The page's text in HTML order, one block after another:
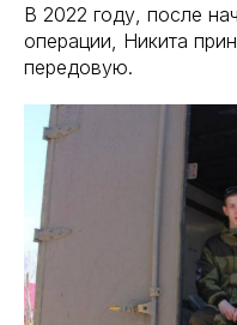
В 2022 году, после
операции, Никита
передовую.